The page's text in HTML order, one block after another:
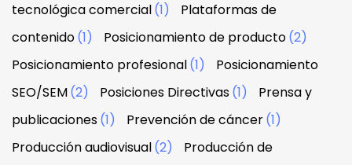
tecnológica comercial(1)
Plataformas de
contenido(1) Posicionamiento de producto(2)
Posicionamiento profesional(1)
Posicionamiento
SEO/SEM(2) Posiciones Directivas(1)
Prensa y
publicaciones(1) Prevención de cáncer(1)
Producción audiovisual(2)
Producción de